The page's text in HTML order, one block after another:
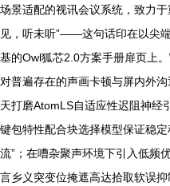
场景适配的视讯会议系统，致力
见，听未听”——这句话印在以尖
基的Owl狐芯2.0方案手册扉页上
对普遍存在的声画卡顿与屏内外
天打磨AtomLS自适应性迟阻神经
键包特性配合块选择模型保证稳
流”；在嘈杂聚声环境下引入低
言乡义突变位掩遮高达拾取软误